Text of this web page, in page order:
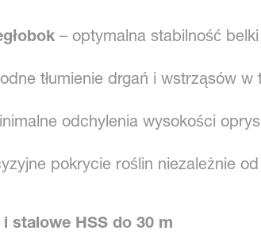
– optymalna stabilność
tłumienie drgań i wstrząsów
odchylenia wysokości
pokrycie roślin niezależnie
stalowe HSS do 30 m